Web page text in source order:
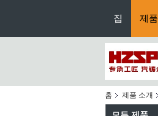
집 제품
홈 제품 소개